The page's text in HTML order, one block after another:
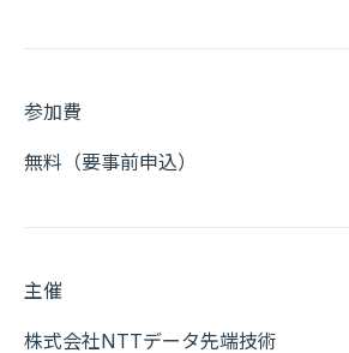
参加費
無料（要事前申込）
主催
株式会社NTTデータ先端技術